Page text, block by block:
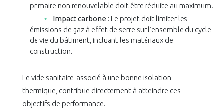
primaire non renouvelable doit être réduite au maximum.
Impact carbone : Le projet doit limiter les
émissions de gaz à effet de serre sur l’ensemble du cycle
de vie du bâtiment, incluant les matériaux de
construction.
Le vide sanitaire, associé à une bonne isolation
thermique, contribue directement à atteindre ces
objectifs de performance.